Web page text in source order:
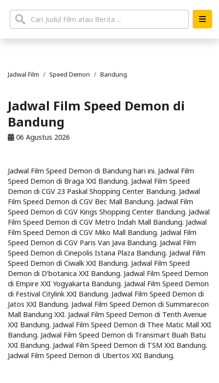
Jadwal Film Speed Demon Bandung
Jadwal Film Speed Demon di
Bandung
06 Agustus 2026
Jadwal Film Speed Demon di Bandung hari ini. Jadwal Film
Speed Demon di Braga XXI Bandung. Jadwal Film Speed
Demon di CGV 23 Paskal Shopping Center Bandung. Jadwal
Film Speed Demon di CGV Bec Mall Bandung. Jadwal Film
Speed Demon di CGV Kings Shopping Center Bandung. Jadwal
Film Speed Demon di CGV Metro Indah Mall Bandung. Jadwal
Film Speed Demon di CGV Miko Mall Bandung. Jadwal Film
Speed Demon di CGV Paris Van Java Bandung. Jadwal Film
Speed Demon di Cinepolis Istana Plaza Bandung. Jadwal Film
Speed Demon di Ciwalk XXI Bandung. Jadwal Film Speed
Demon di D’botanica XXI Bandung. Jadwal Film Speed Demon
di Empire XXI Yogyakarta Bandung. Jadwal Film Speed Demon
di Festival Citylink XXI Bandung. Jadwal Film Speed Demon di
Jatos XXI Bandung. Jadwal Film Speed Demon di Summarecon
Mall Bandung XXI. Jadwal Film Speed Demon di Tenth Avenue
XXI Bandung. Jadwal Film Speed Demon di Thee Matic Mall XXI
Bandung. Jadwal Film Speed Demon di Transmart Buah Batu
XXI Bandung. Jadwal Film Speed Demon di TSM XXI Bandung.
Jadwal Film Speed Demon di Ubertos XXI Bandung.